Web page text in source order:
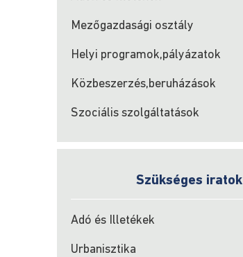
Mezőgazdasági osztály
Helyi programok,pályázatok
Közbeszerzés,beruházások
Szociális szolgáltatások
Szükséges iratok
Adó és Illetékek
Urbanisztika